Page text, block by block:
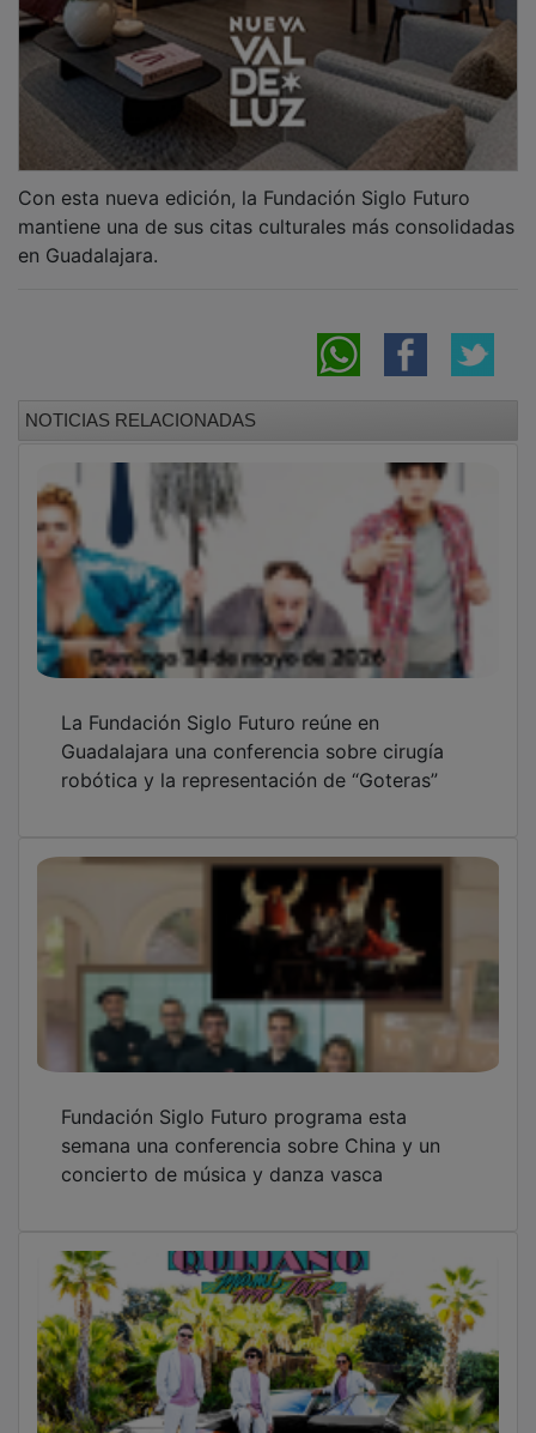
La Fundación Siglo Futuro reúne en
Guadalajara una conferencia sobre cirugía
robótica y la representación de “Goteras”
Fundación Siglo Futuro programa esta
semana una conferencia sobre China y un
concierto de música y danza vasca
Guadalajara suena y se lee: Café Quijano y la
Feria del Libro marcan el pulso del fin de
semana
Cultura compra tres tablas hispanoflamencas
para el Museo Provincial de Guadalajara por